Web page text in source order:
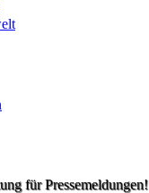
für Pressemeldungen!